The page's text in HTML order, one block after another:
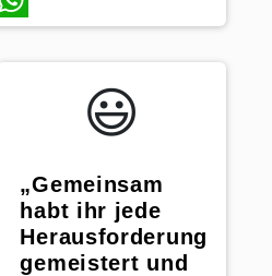
😃️
„Gemeinsam
habt ihr jede
Herausforderung
gemeistert und